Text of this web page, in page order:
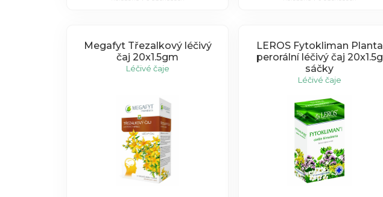
Megafyt Třezalkový léčivý
čaj 20x1.5gm
Léčivé čaje
LEROS Fytokliman Planta
perorální léčivý čaj 20x1.5g
sáčky
Léčivé čaje